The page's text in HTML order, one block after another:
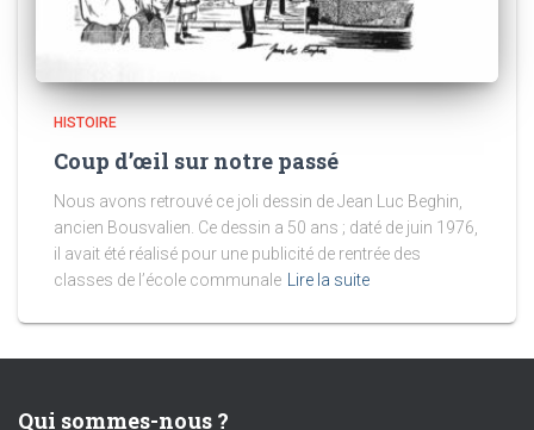
HISTOIRE
Coup d’œil sur notre passé
Nous avons retrouvé ce joli dessin de Jean Luc Beghin,
ancien Bousvalien. Ce dessin a 50 ans ; daté de juin 1976,
il avait été réalisé pour une publicité de rentrée des
classes de l’école communale
Lire la suite
Qui sommes-nous ?